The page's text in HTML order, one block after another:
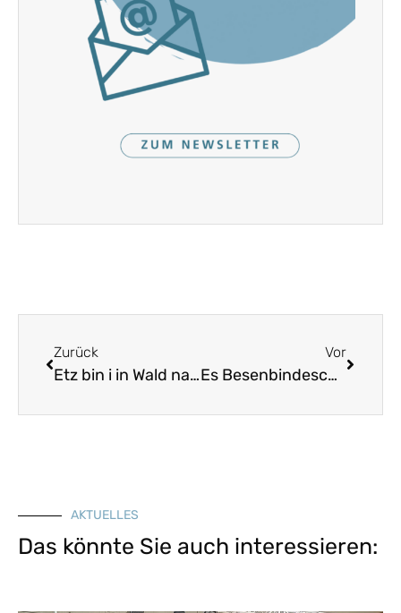
Zurück
Etz bin i in Wald nausganga
Vor
Es Besenbindesch Maichala
AKTUELLES
Das könnte Sie auch interessieren: